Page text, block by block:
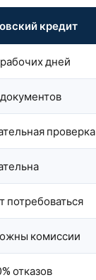
кредит
дней
проверка
потребоваться
комиссии
отказов